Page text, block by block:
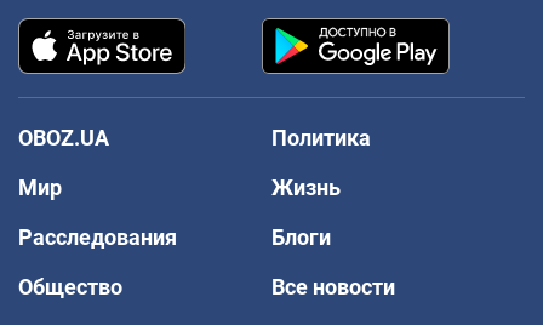
OBOZ.UA
Политика
Мир
Жизнь
Расследования
Блоги
Общество
Все новости